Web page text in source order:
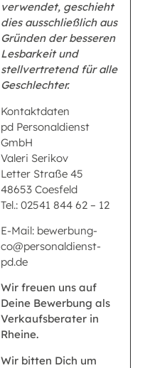
verwendet, geschieht
dies ausschließlich aus
Gründen der besseren
Lesbarkeit und
stellvertretend für alle
Geschlechter.
Kontaktdaten
pd Personaldienst
GmbH
Valeri Serikov
Letter Straße 45
48653 Coesfeld
Tel.: 02541 844 62 – 12
E-Mail: bewerbung-
co@personaldienst-
pd.de
Wir freuen uns auf
Deine Bewerbung als
Verkaufsberater in
Rheine.
Wir bitten Dich um